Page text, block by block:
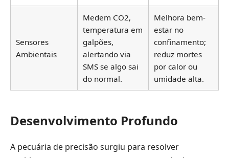
Sensores
Ambientais
Medem CO2,
temperatura em
galpões,
alertando via
SMS se algo sai
do normal.
Melhora bem-
estar no
confinamento;
reduz mortes
por calor ou
umidade alta.
Desenvolvimento Profundo
A pecuária de precisão surgiu para resolver